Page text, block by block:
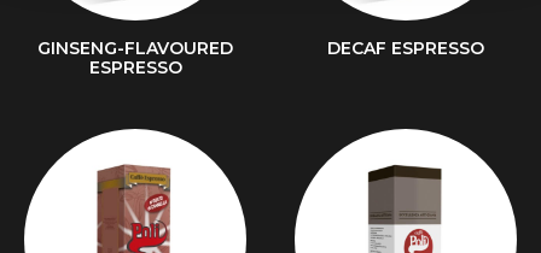
GINSENG-FLAVOURED
ESPRESSO
DECAF ESPRESSO